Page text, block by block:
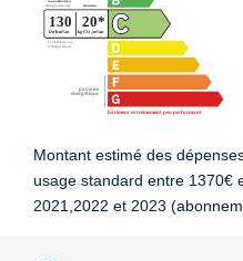
Montant estimé des
usage standard entre 1370€
2021,2022 et 2023